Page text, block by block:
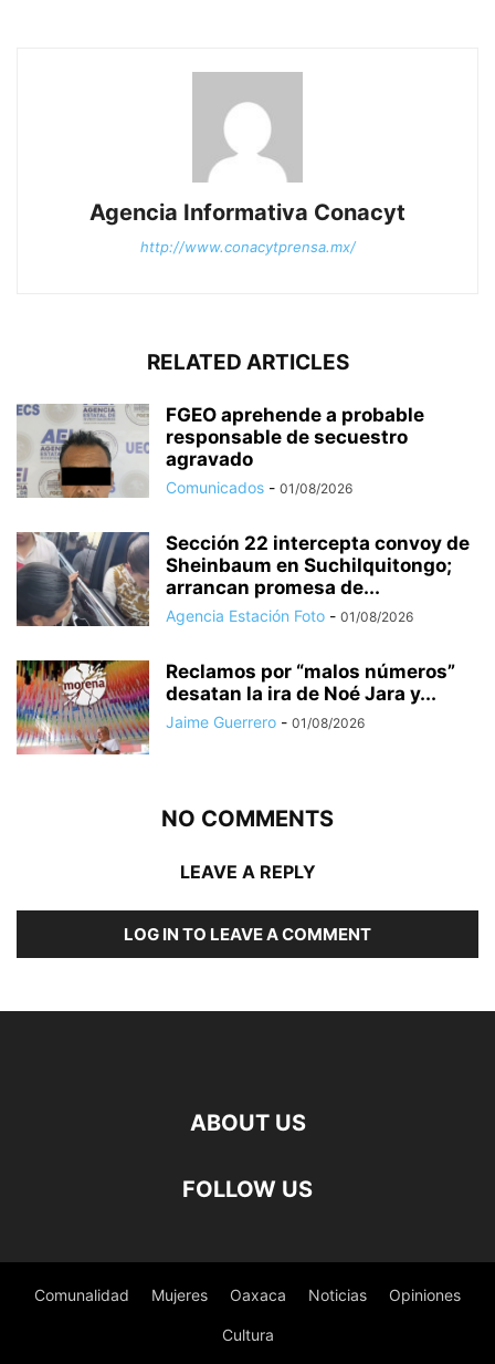
Agencia Informativa Conacyt
http://www.conacytprensa.mx/
RELATED ARTICLES
FGEO aprehende a probable
responsable de secuestro
agravado
Comunicados - 01/08/2026
Sección 22 intercepta convoy de
Sheinbaum en Suchilquitongo;
arrancan promesa de...
Agencia Estación Foto - 01/08/2026
Reclamos por “malos números”
desatan la ira de Noé Jara y...
Jaime Guerrero - 01/08/2026
NO COMMENTS
LEAVE A REPLY
LOG IN TO LEAVE A COMMENT
ABOUT US
FOLLOW US
Comunalidad Mujeres Oaxaca Noticias Opiniones
Cultura